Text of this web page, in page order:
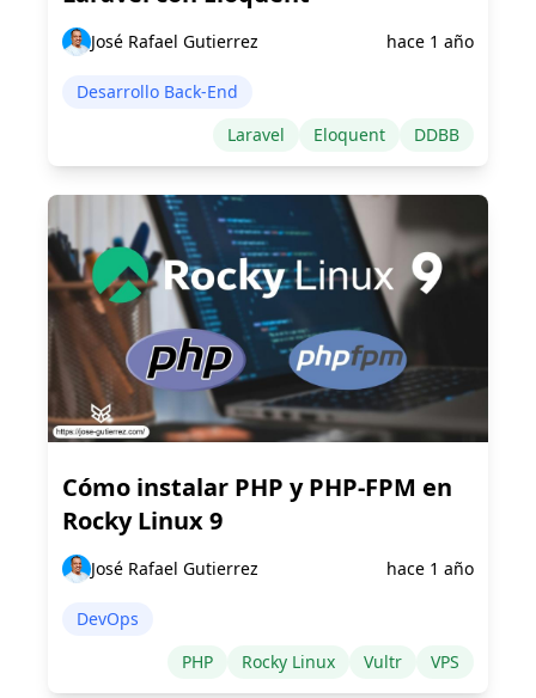
José Rafael Gutierrez hace 1 año
Desarrollo Back-End
Laravel
Eloquent DDBB
Cómo instalar PHP y PHP-FPM en
Rocky Linux 9
José Rafael Gutierrez hace 1 año
DevOps
PHP
Rocky Linux Vultr VPS